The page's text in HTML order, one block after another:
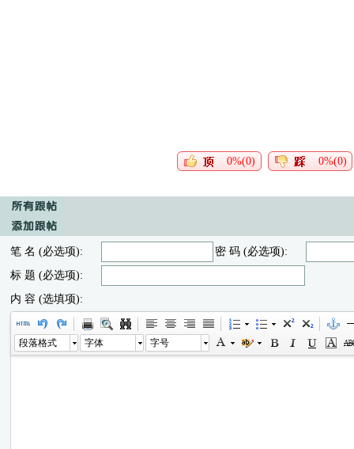
0%(0) 0%(0)
笔 名 (必选项):
密 码 (必选项):
标 题 (必选项):
内 容 (选填项):
段落格式 字体 字号